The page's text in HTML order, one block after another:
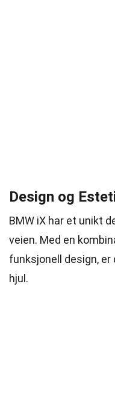
Design og
BMW iX har et unikt
veien. Med en
funksjonell design,
hjul.